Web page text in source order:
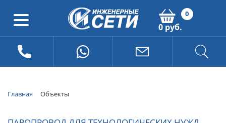
0
0 руб.
Главная Объекты